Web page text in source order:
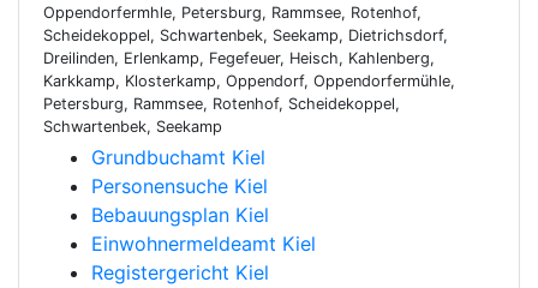
Oppendorfermhle, Petersburg, Rammsee, Rotenhof,
Scheidekoppel, Schwartenbek, Seekamp, Dietrichsdorf,
Dreilinden, Erlenkamp, Fegefeuer, Heisch, Kahlenberg,
Karkkamp, Klosterkamp, Oppendorf, Oppendorfermühle,
Petersburg, Rammsee, Rotenhof, Scheidekoppel,
Schwartenbek, Seekamp
Grundbuchamt Kiel
Personensuche Kiel
Bebauungsplan Kiel
Einwohnermeldeamt Kiel
Registergericht Kiel